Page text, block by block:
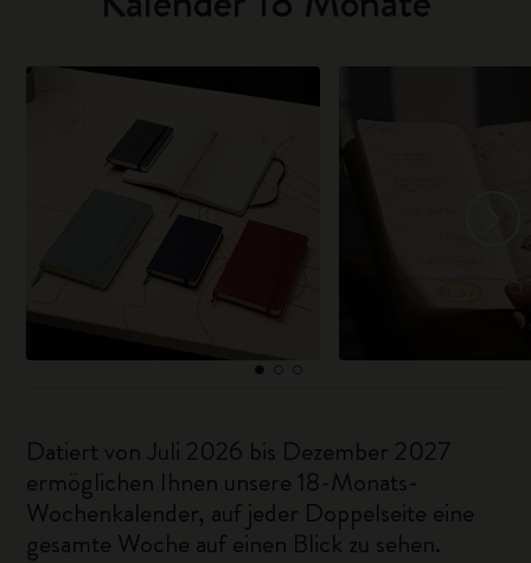
Datiert von Juli 2026 bis Dezember 2027
ermöglichen Ihnen unsere 18-Monats-
Wochenkalender, auf jeder Doppelseite eine
gesamte Woche auf einen Blick zu sehen.